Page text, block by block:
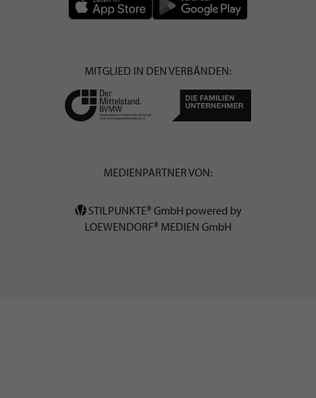
MITGLIED IN DEN VERBÄNDEN:
MEDIENPARTNER VON:
STILPUNKTE® GmbH powered by
LOEWENDORF® MEDIEN GmbH